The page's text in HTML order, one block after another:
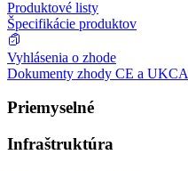
Produktové listy
Špecifikácie produktov
Vyhlásenia o zhode
Dokumenty zhody CE a UKCA
Priemyselné
Infraštruktúra